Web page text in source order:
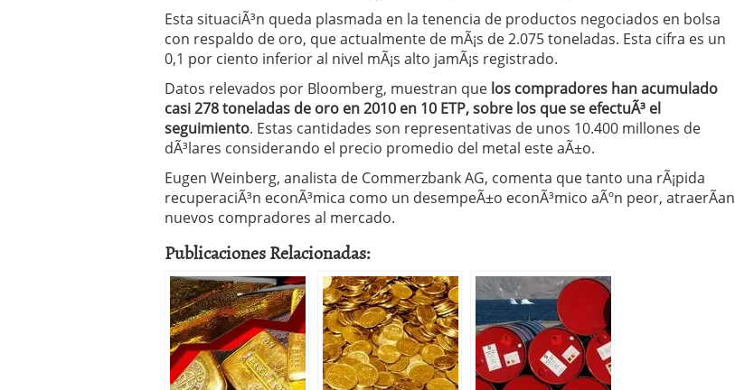
Esta situaciÃ³n queda plasmada en la tenencia de productos negociados en bolsa
con respaldo de oro, que actualmente de mÃ¡s de 2.075 toneladas. Esta cifra es un
0,1 por ciento inferior al nivel mÃ¡s alto jamÃ¡s registrado.
Datos relevados por Bloomberg, muestran que los compradores han acumulado
casi 278 toneladas de oro en 2010 en 10 ETP, sobre los que se efectuÃ³ el
seguimiento. Estas cantidades son representativas de unos 10.400 millones de
dÃ³lares considerando el precio promedio del metal este aÃ±o.
Eugen Weinberg, analista de Commerzbank AG, comenta que tanto una rÃ¡pida
recuperaciÃ³n econÃ³mica como un desempeÃ±o econÃ³mico aÃºn peor, atraerÃ­an
nuevos compradores al mercado.
Publicaciones Relacionadas: